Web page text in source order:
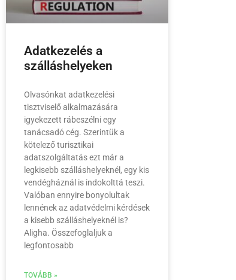
Adatkezelés a
szálláshelyeken
Olvasónkat adatkezelési
tisztviselő alkalmazására
igyekezett rábeszélni egy
tanácsadó cég. Szerintük a
kötelező turisztikai
adatszolgáltatás ezt már a
legkisebb szálláshelyeknél, egy kis
vendégháznál is indokolttá teszi.
Valóban ennyire bonyolultak
lennének az adatvédelmi kérdések
a kisebb szálláshelyeknél is?
Aligha. Összefoglaljuk a
legfontosabb
TOVÁBB »